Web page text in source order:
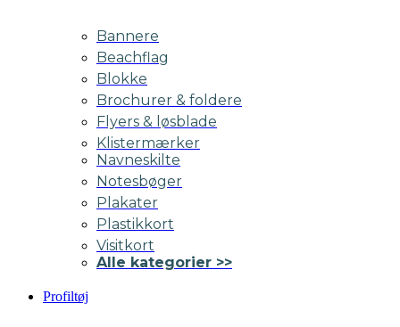
Bannere
Beachflag
Blokke
Brochurer & foldere
Flyers & løsblade
Klistermærker
Navneskilte
Notesbøger
Plakater
Plastikkort
Visitkort
Alle kategorier >>
Profiltøj